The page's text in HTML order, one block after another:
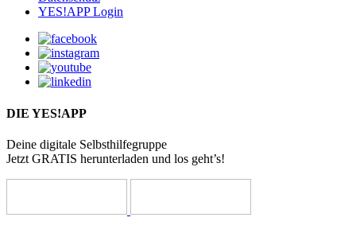
YES!APP Login
DIE YES!APP
Deine digitale Selbsthilfegruppe
Jetzt GRATIS herunterladen und los geht’s!